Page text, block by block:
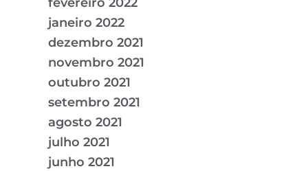
janeiro 2022
dezembro 2021
novembro 2021
outubro 2021
setembro 2021
agosto 2021
julho 2021
junho 2021